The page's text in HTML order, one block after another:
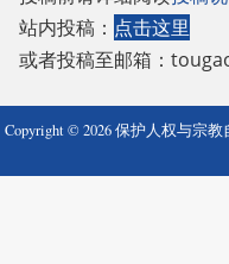
站内投稿： 点击这里
或者投稿至邮箱：
Copyright © 2026 保护人权与宗教